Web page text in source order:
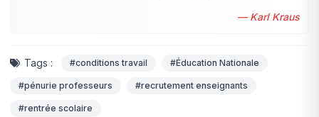
— Karl Kraus
Tags : #conditions travail #Éducation Nationale
#pénurie professeurs #recrutement enseignants
#rentrée scolaire